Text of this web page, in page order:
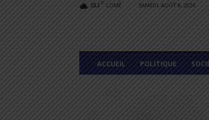
25.1 C LOMÉ SAMEDI, AOÛT 8, 2026
L
M
ACCUEIL POLITIQUE